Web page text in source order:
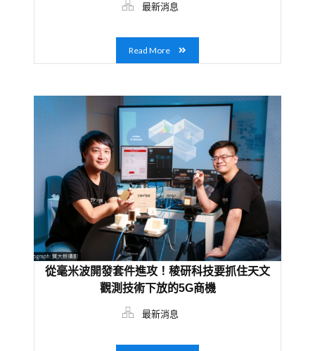
最新消息
Read More
從毫米波開發套件進攻！稜研科技要抓住天文
觀測技術下放的5G商機
最新消息